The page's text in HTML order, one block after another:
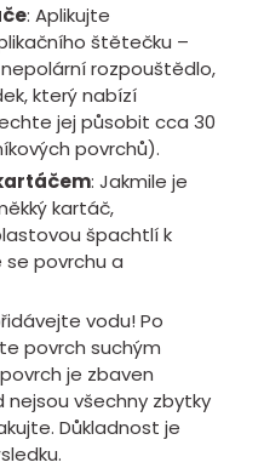
: Aplikujte
štětečku –
rozpouštědlo,
který nabízí
jej působit cca 30
povrchů).
: Jakmile je
kartáč,
špachtlí k
povrchu a
vodu! Po
povrch suchým
je zbaven
nejsou všechny zbytky
Důkladnost je